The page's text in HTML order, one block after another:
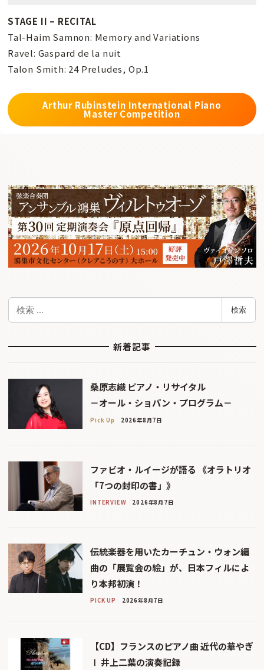
STAGE II – RECITAL
Tal-Haim Samnon: Memory and Variations
Ravel: Gaspard de la nuit
Talon Smith: 24 Preludes, Op.1
Arthur Rubinstein International Piano
Master Competition
検索
新着記事
桑原志織 ピアノ・リサイタル
－オール・ショパン・プログラム－
Pick Up 2026年8月7日
ファビオ・ルイージが語る 《オラトリオ
「7つの封印の書」》
INTERVIEW 2026年8月7日
伝統楽器を用いたカーチュン・ウォン編
曲の「展覧会の絵」が、日本フィルによ
り本邦初演！
PICK UP 2026年8月7日
【CD】フランスのピアノ曲 近代の華やぎ
Ⅰ 井上二葉の演奏記録